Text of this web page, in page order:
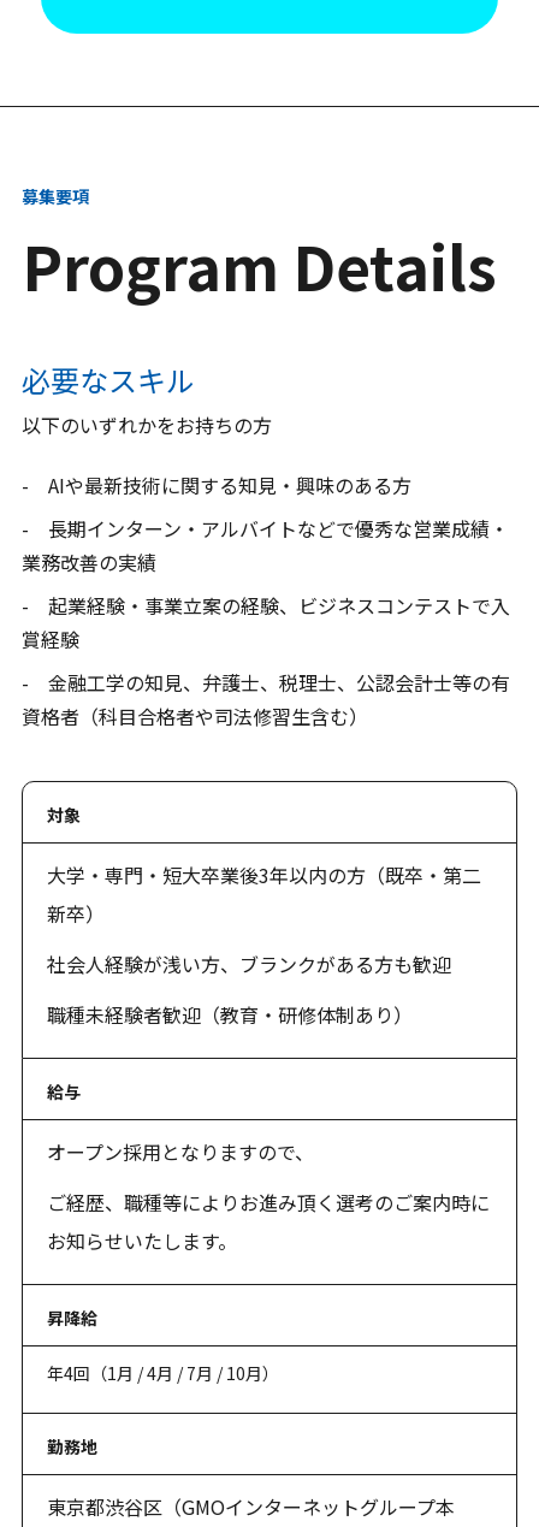
募集要項
Program Details
必要なスキル
以下のいずれかをお持ちの方
- AIや最新技術に関する知見・興味のある方
- 長期インターン・アルバイトなどで優秀な営業成績・
業務改善の実績
- 起業経験・事業立案の経験、ビジネスコンテストで入
賞経験
- 金融工学の知見、弁護士、税理士、公認会計士等の有
資格者（科目合格者や司法修習生含む）
対象
大学・専門・短大卒業後3年以内の方（既卒・第二
新卒）
社会人経験が浅い方、ブランクがある方も歓迎
職種未経験者歓迎（教育・研修体制あり）
給与
オープン採用となりますので、
ご経歴、職種等によりお進み頂く選考のご案内時に
お知らせいたします。
昇降給
年4回（1月 / 4月 / 7月 / 10月）
勤務地
東京都渋谷区（GMOインターネットグループ本